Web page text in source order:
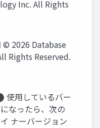
Inc. All Rights
© 2026 Database
Rights Reserved.
使用しているバー
なったら、次の
ナーバージョン